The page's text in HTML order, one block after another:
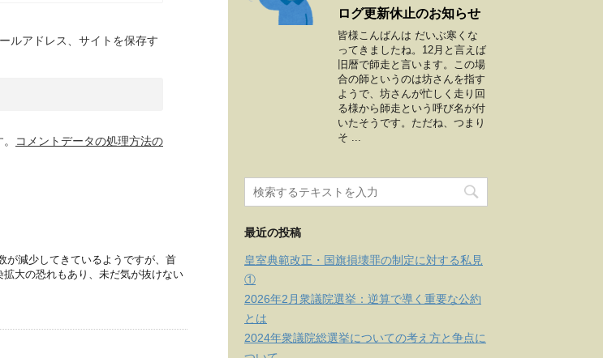
ルアドレス、サイトを保存す
コメントデータの処理方法の
が減少してきているようですが、首
大の恐れもあり、未だ気が抜けない
ログ更新休止のお知らせ
皆様こんばんは だいぶ寒くな
ってきましたね。12月と言えば
旧暦で師走と言います。この場
合の師というのは坊さんを指す
ようで、坊さんが忙しく走り回
る様から師走という呼び名が付
いたそうです。ただね、つまり
そ ...
最近の投稿
皇室典範改正・国旗損壊罪の制定に対する私見
①
2026年2月衆議院選挙：逆算で導く重要な公約
とは
2024年衆議院総選挙についての考え方と争点に